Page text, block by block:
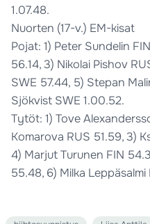
1.07.48.
Nuorten (17-v.) EM-kisat
Pojat: 1) Peter Sundelin
56.14, 3) Nikolai Pishov
SWE 57.44, 5) Stepan
Sjökvist SWE 1.00.52.
Tytöt: 1) Tove
Komarova RUS 51.59, 3)
4) Marjut Turunen FIN
55.48, 6) Milka Leppäsalmi